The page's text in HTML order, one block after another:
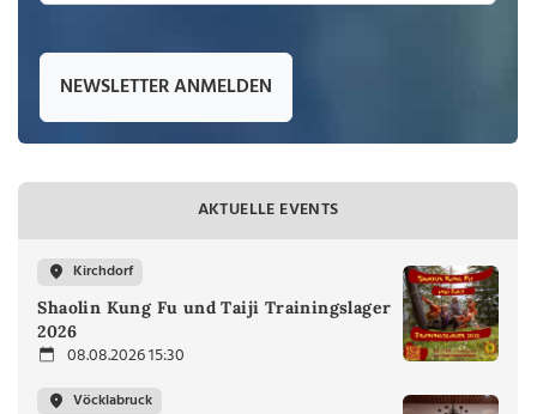
NEWSLETTER ANMELDEN
AKTUELLE EVENTS
Kirchdorf
Shaolin Kung Fu und Taiji Trainingslager
2026
08.08.2026 15:30
Vöcklabruck